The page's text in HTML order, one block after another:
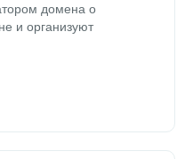
домена о
и организуют